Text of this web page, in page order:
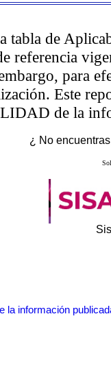
tabla de
referencia
para
Este
de la
¿ No
la información